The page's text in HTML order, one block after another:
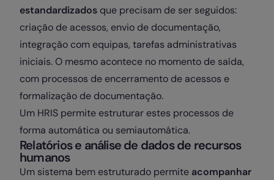
estandardizados que precisam de ser seguidos:
criação de acessos, envio de documentação,
integração com equipas, tarefas administrativas
iniciais. O mesmo acontece no momento de saída,
com processos de encerramento de acessos e
formalização de documentação.
Um HRIS permite estruturar estes processos de
forma automática ou semiautomática.
Relatórios e análise de dados de recursos
humanos
Um sistema bem estruturado permite acompanhar